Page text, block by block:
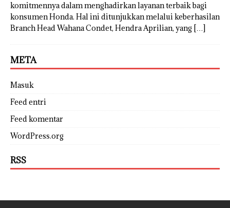
komitmennya dalam menghadirkan layanan terbaik bagi
konsumen Honda. Hal ini ditunjukkan melalui keberhasilan
Branch Head Wahana Condet, Hendra Aprilian, yang […]
META
Masuk
Feed entri
Feed komentar
WordPress.org
RSS